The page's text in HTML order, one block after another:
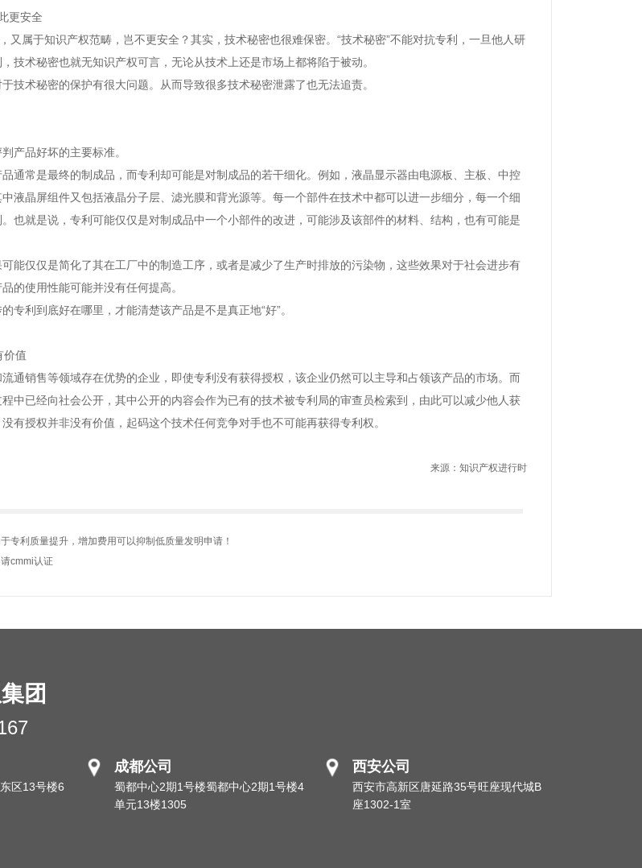
更安全
又属于知识产权范畴，岂不更安全？其实，技术秘密也很难保密。“技术秘密”不能对抗专利，一旦他人研
技术秘密也就无知识产权可言，无论从技术上还是市场上都将陷于被动。
技术秘密的保护有很大问题。从而导致很多技术秘密泄露了也无法追责。
产品好坏的主要标准。
通常是最终的制成品，而专利却可能是对制成品的若干细化。例如，液晶显示器由电源板、主板、中控
液晶屏组件又包括液晶分子层、滤光膜和背光源等。每一个部件在技术中都可以进一步细分，每一个细
也就是说，专利可能仅仅是对制成品中一个小部件的改进，可能涉及该部件的材料、结构，也有可能是
能仅仅是简化了其在工厂中的制造工序，或者是减少了生产时排放的污染物，这些效果对于社会进步有
的使用性能可能并没有任何提高。
专利到底好在哪里，才能清楚该产品是不是真正地“好”。
价值
通销售等领域存在优势的企业，即使专利没有获得授权，该企业仍然可以主导和占领该产品的市场。而
中已经向社会公开，其中公开的内容会作为已有的技术被专利局的审查员检索到，由此可以减少他人获
有授权并非没有价值，起码这个技术任何竞争对手也不可能再获得专利权。
来源：知识产权进行时
专利质量提升，增加费用可以抑制低质量发明申请！
cmmi认证
团
区13号楼6
成都公司
蜀都中心2期1号楼蜀都中心2期1号楼4
单元13楼1305
西安公司
西安市高新区唐延路35号旺座现代城B
座1302-1室